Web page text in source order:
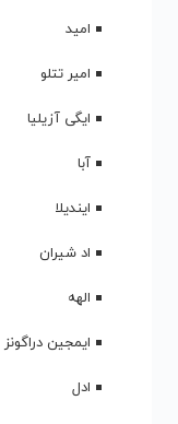
امید
امیر تتلو
ایگی آزیلیا
آبا
ایندیلا
اد شیران
الهه
ایمجین دراگونز
ادل